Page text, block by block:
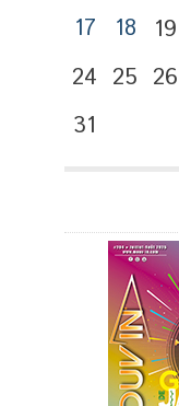
17
18 19
24 25 26
31